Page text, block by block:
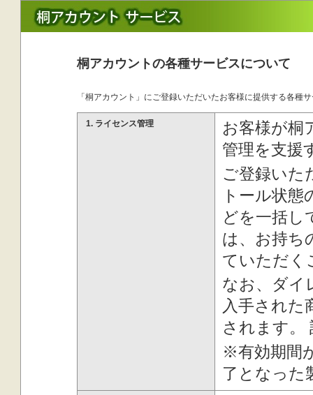
桐アカウントの各種サービスについて
「桐アカウント」にご登録いただいたお客様に提供する各種
1. ライセンス管理
お客様が桐
管理を支援
ご登録いた
トール状
どを一括し
は、お持ち
ていただく
なお、ダイ
入手された
されます。
※有効期間
了となった